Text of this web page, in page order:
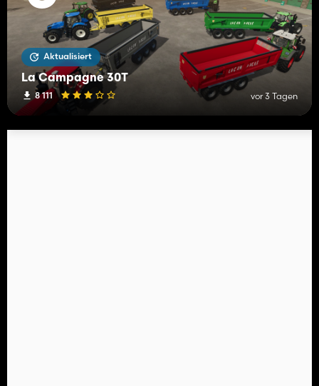
Aktualisiert
La Campagne 30T
8 111 vor 3 Tagen